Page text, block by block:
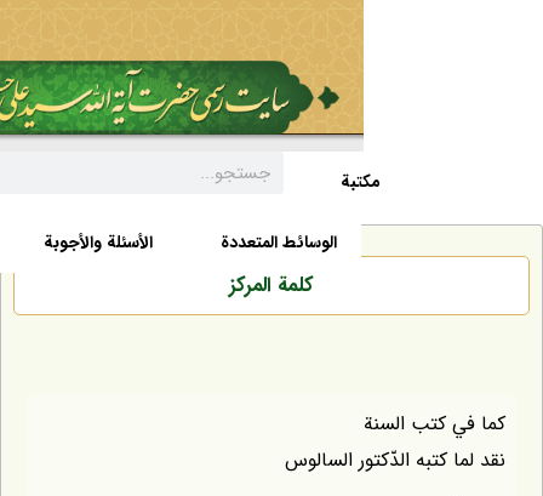
الأخبار السيرة الذاتية
الأسئلة والأجوبة الوسائط المتعددة
كتب السنة
كتبه الدّكتور السالوس